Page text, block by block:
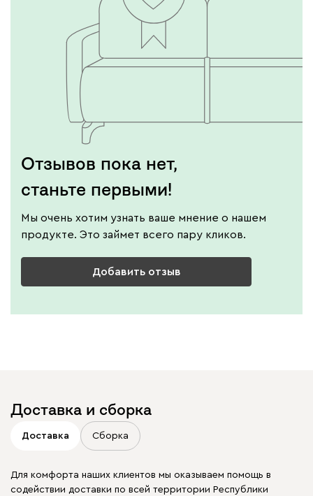
Отзывов пока нет,
станьте первыми!
Мы очень хотим узнать ваше мнение о нашем
продукте. Это займет всего пару кликов.
Добавить отзыв
Доставка и сборка
Доставка Сборка
Для комфорта наших клиентов мы оказываем помощь в
содействии доставки по всей территории Республики